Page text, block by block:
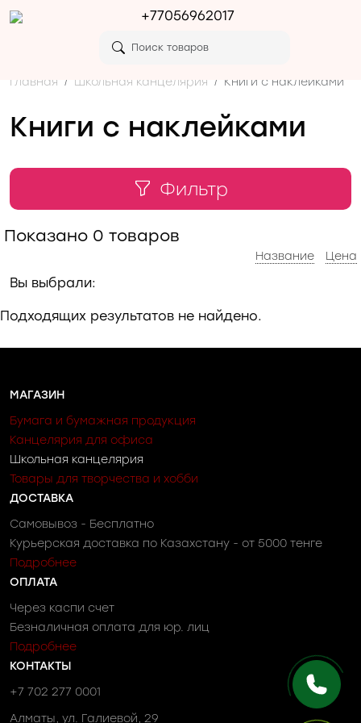
+77056962017
Главная Школьная канцелярия Книги с наклейками
Книги с наклейками
Фильтр
Показано 0 товаров
Название Цена
Вы выбрали:
Подходящих результатов не найдено.
МАГАЗИН
Бумага и бумажная продукция
Канцелярия для офиса
Школьная канцелярия
Товары для творчества и хобби
ДОСТАВКА
Самовывоз - Бесплатно
Курьерская доставка по Казахстану - от 5000 тенге
Подробнее
ОПЛАТА
Через каспи счет
Безналичная оплата для юр. лиц
Подробнее
КОНТАКТЫ
+7 702 277 0001
Алматы, ул. Галиевой, 29